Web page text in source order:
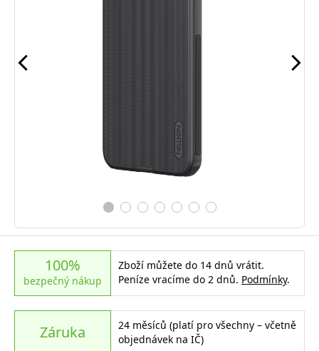
100%
bezpečný nákup
Zboží můžete do 14 dnů vrátit.
Peníze vracíme do 2 dnů. Podmínky.
Záruka
24 měsíců (platí pro všechny – včetně
objednávek na IČ)